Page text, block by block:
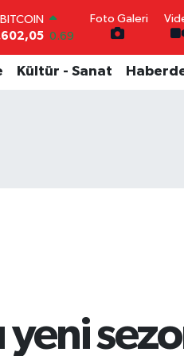
DOLAR
0.06
EURO
0.02
Foto Galeri
Kültür - Sanat